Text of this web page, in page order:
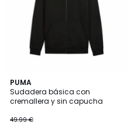
PUMA
Sudadera básica con
cremallera y sin capucha
49.99 €